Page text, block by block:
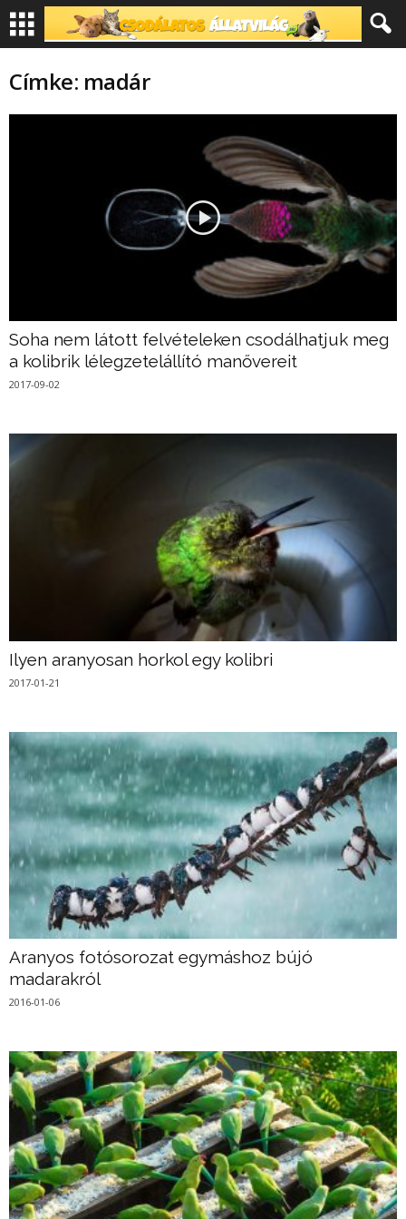
Címke: madár
Soha nem látott felvételeken csodálhatjuk meg
a kolibrik lélegzetelállító manővereit
2017-09-02
Ilyen aranyosan horkol egy kolibri
2017-01-21
Aranyos fotósorozat egymáshoz bújó
madarakról
2016-01-06